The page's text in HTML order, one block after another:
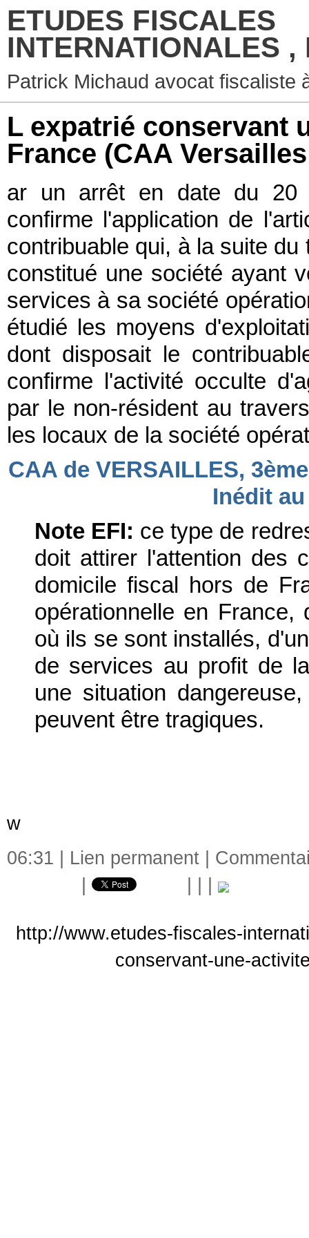
ETUDES FISCALES
INTERNATIONALES ,
Patrick Michaud avocat fiscaliste
L expatrié conservant
France (CAA
ar un arrêt en date du 20
confirme l'application de
contribuable qui, à la suite
constitué une société ayant
services à sa société
étudié les moyens
dont disposait le
confirme l'activité occulte
par le non-résident au
les locaux de la société
CAA de VERSAILLES,
Inédit
Note EFI: ce type de
doit attirer l'attention des
domicile fiscal hors de
opérationnelle en
où ils se sont installés,
de services au profit de
une situation
peuvent être tragiques.
w
06:31 | Lien permanent
http://www.etudes-fiscales-
conservant-une-